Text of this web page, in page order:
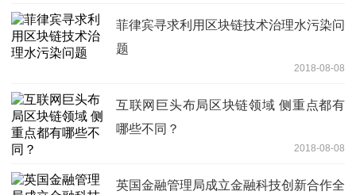
菲律宾寻求利用区块链技术治理水污染问
题
2018-08-08
互联网巨头布局区块链领域 侧重点都有
哪些不同？
2018-08-08
英国金融管理局成立金融科技创新合作全